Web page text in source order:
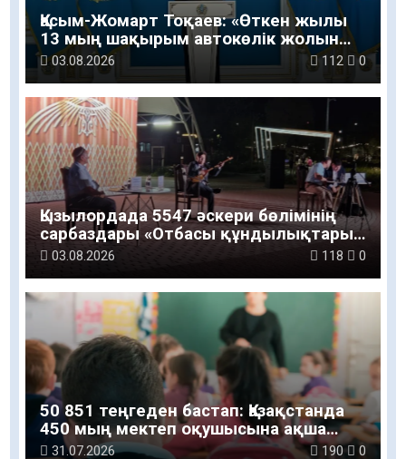
Қасым-Жомарт Тоқаев: «Өткен жылы
13 мың шақырым автокөлік жолын
салу және жөндеу жұмысы
03.08.2026 112 0
Қызылордада 5547 әскери бөлімінің
сарбаздары «Отбасы құндылықтары
– ұлт болашағы» атты рухани-мәдени
03.08.2026 118 0
50 851 теңгеден бастап: Қазақстанда
450 мың мектеп оқушысына ақша
беріледі
31.07.2026 190 0